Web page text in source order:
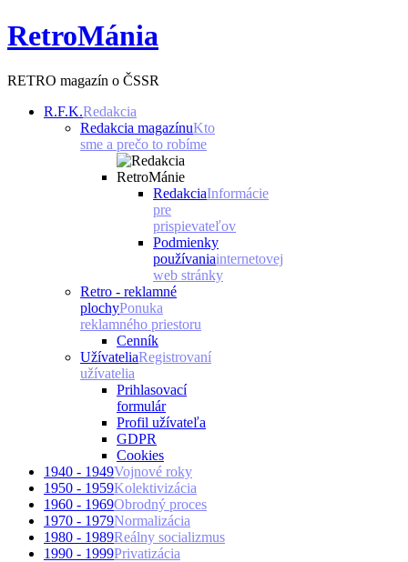
RetroMánia
RETRO magazín o ČSSR
R.F.K.Redakcia
Redakcia magazínuKto
sme a prečo to robíme
RedakciaInformácie
pre
prispievateľov
Podmienky
používaniainternetovej
web stránky
Retro - reklamné
plochyPonuka
reklamného priestoru
Cenník
UžívateliaRegistrovaní
užívatelia
Prihlasovací
formulár
Profil užívateľa
GDPR
Cookies
1940 - 1949Vojnové roky
1950 - 1959Kolektivizácia
1960 - 1969Obrodný proces
1970 - 1979Normalizácia
1980 - 1989Reálny socializmus
1990 - 1999Privatizácia